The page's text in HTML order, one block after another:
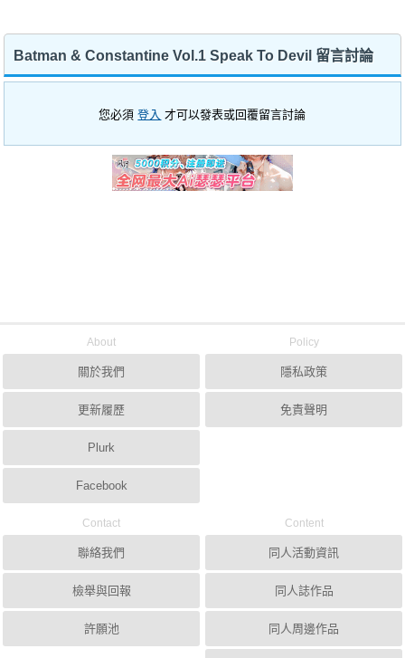
Batman & Constantine Vol.1 Speak To Devil 留言討論
您必須登入 才可以發表或回覆留言討論
About
關於我們
更新履歷
Plurk
Facebook
Policy
隱私政策
免責聲明
Contact
聯絡我們
檢舉與回報
許願池
Content
同人活動資訊
同人誌作品
同人周邊作品